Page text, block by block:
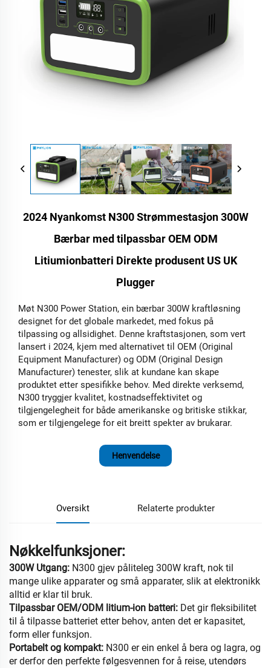
2024 Nyankomst N300 Strømmestasjon 300W
Bærbar med tilpassbar OEM ODM
Litiumionbatteri Direkte produsent US UK
Plugger
Møt N300 Power Station, ein bærbar 300W kraftløsning
designet for det globale markedet, med fokus på
tilpassing og allsidighet. Denne kraftstasjonen, som vert
lansert i 2024, kjem med alternativet til OEM (Original
Equipment Manufacturer) og ODM (Original Design
Manufacturer) tenester, slik at kundane kan skape
produktet etter spesifikke behov. Med direkte verksemd,
N300 tryggjer kvalitet, kostnadseffektivitet og
tilgjengelegheit for både amerikanske og britiske stikkar,
som er tilgjengelege for eit breitt spekter av brukarar.
Henvendelse
Oversikt Relaterte produkter
Nøkkelfunksjoner:
300W Utgang: N300 gjev påliteleg 300W kraft, nok til
mange ulike apparater og små apparater, slik at elektronikk
alltid er klar til bruk.
Tilpassbar OEM/ODM litium-ion batteri: Det gir fleksibilitet
til å tilpasse batteriet etter behov, anten det er kapasitet,
form eller funksjon.
Portabelt og kompakt: N300 er ein enkel å bera og lagra, og
er derfor den perfekte følgesvennen for å reise, utendørs